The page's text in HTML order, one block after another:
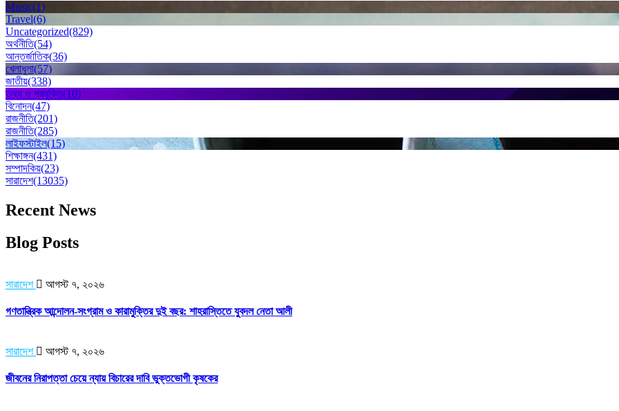
Music(1)
Travel(6)
Uncategorized(829)
অর্থনীতি(54)
আন্তর্জাতিক(36)
খেলাধুলা(57)
জাতীয়(338)
তথ্য ও প্রযুক্তি(10)
বিনোদন(47)
রাজনীতি(201)
রাজনীতি(285)
লাইফস্টাইল(15)
শিক্ষাঙ্গন(431)
সম্পাদকিয়(23)
সারাদেশ(13035)
Recent News
Blog Posts
সারাদেশ আগস্ট ৭, ২০২৬
গণতান্ত্রিক আন্দোলন-সংগ্রাম ও কারামুক্তির দুই বছর: শাহরাস্তিতে যুবদল নেতা আলী
সারাদেশ আগস্ট ৭, ২০২৬
জীবনের নিরাপত্তা চেয়ে ন্যায় বিচারের দাবি ভুক্তভোগী কৃষকের